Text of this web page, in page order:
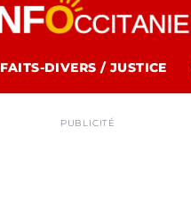
FAITS-DIVERS / JUSTICE
PUBLICITÉ